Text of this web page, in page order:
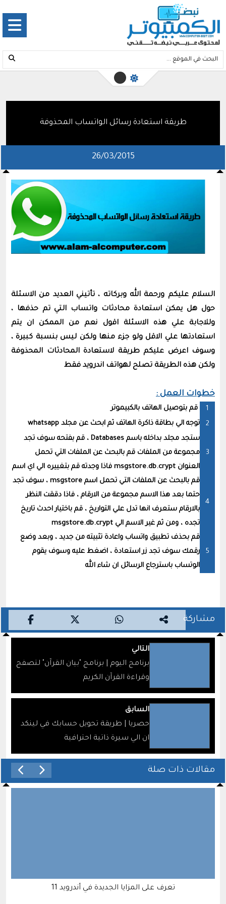
طريقة استعادة رسائل الواتساب المحذوفة
26/03/2015
السلام عليكم ورحمة الله وبركاته ، تأتيني العديد من الاسئلة
حول هل يمكن استعادة محادثات واتساب التي تم حذفها ،
وللاجابة علي هذه الاسئلة اقول نعم من الممكن ان يتم
استعادتها علي الاقل ولو جزء منها ولكن ليس بنسبة كبيرة ،
وسوف اعرض عليكم طريقة لاستعادة المحادثات المحذوفة
ولكن هذه الطريقة تصلح لهواتف اندرويد فقط
خطوات العمل :
قم بتوصيل الهاتف بالكبيموتر
توجه الي بطاقة ذاكرة الهاتف ثم ابحث عن مجلد whatsapp
ستجد مجلد بداخله باسم Databases ، قم بفتحه سوف تجد
مجموعة من الملفات قم بالبحث عن الملفات التي تحمل
العنوان msgstore.db.crypt فاذا وجدته قم بتغييره الي اي اسم
قم بالبحث عن الملفات التي تحمل اسم msgstore ، سوف تجد
حتما بعد هذا الاسم مجموعة من الارقام ، فاذا دققت النظر
بالارقام ستعرف انها تدل علي التواريخ ، قم باختيار احدث تاريخ
تجده ، ومن ثم غير الاسم الي msgstore.db.crypt
قم بحذف تطبيق واتساب واعادة تثبيته من جديد ، وبعد وضع
رقمك سوف تجد زر استعادة ، اضغط عليه وسوف يقوم
الوتساب باسترجاع الرسائل ان شاء الله
مشاركة
التالي
برنامج اليوم | برنامج "بيان القرآن" لتصفح
وقراءة القرآن الكريم
السابق
حصريا | طريقة تحويل حسابك في لينكد
ان الي سيرة ذاتية احترافية
مقالات ذات صلة
تعرف على المزايا الجديدة في أندرويد 11